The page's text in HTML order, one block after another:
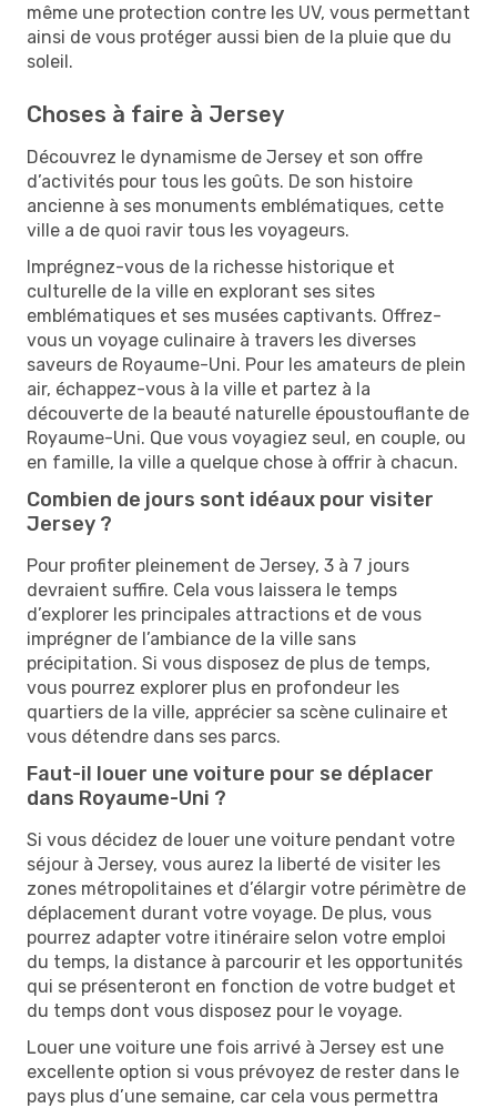
même une protection contre les UV, vous permettant
ainsi de vous protéger aussi bien de la pluie que du
soleil.
Choses à faire à Jersey
Découvrez le dynamisme de Jersey et son offre
d’activités pour tous les goûts. De son histoire
ancienne à ses monuments emblématiques, cette
ville a de quoi ravir tous les voyageurs.
Imprégnez-vous de la richesse historique et
culturelle de la ville en explorant ses sites
emblématiques et ses musées captivants. Offrez-
vous un voyage culinaire à travers les diverses
saveurs de Royaume-Uni. Pour les amateurs de plein
air, échappez-vous à la ville et partez à la
découverte de la beauté naturelle époustouflante de
Royaume-Uni. Que vous voyagiez seul, en couple, ou
en famille, la ville a quelque chose à offrir à chacun.
Combien de jours sont idéaux pour visiter
Jersey ?
Pour profiter pleinement de Jersey, 3 à 7 jours
devraient suffire. Cela vous laissera le temps
d’explorer les principales attractions et de vous
imprégner de l’ambiance de la ville sans
précipitation. Si vous disposez de plus de temps,
vous pourrez explorer plus en profondeur les
quartiers de la ville, apprécier sa scène culinaire et
vous détendre dans ses parcs.
Faut-il louer une voiture pour se déplacer
dans Royaume-Uni ?
Si vous décidez de louer une voiture pendant votre
séjour à Jersey, vous aurez la liberté de visiter les
zones métropolitaines et d’élargir votre périmètre de
déplacement durant votre voyage. De plus, vous
pourrez adapter votre itinéraire selon votre emploi
du temps, la distance à parcourir et les opportunités
qui se présenteront en fonction de votre budget et
du temps dont vous disposez pour le voyage.
Louer une voiture une fois arrivé à Jersey est une
excellente option si vous prévoyez de rester dans le
pays plus d’une semaine, car cela vous permettra